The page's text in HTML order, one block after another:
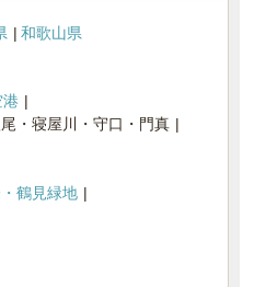
和歌山県
・寝屋川・守口・門真
鶴見緑地